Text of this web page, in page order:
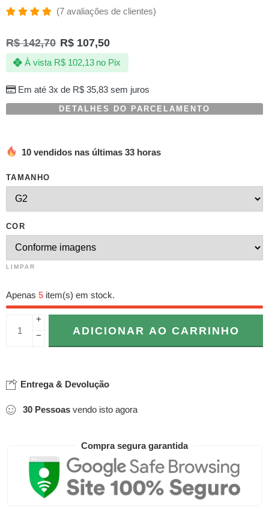
4.86de 5,
com
baseado
em
de
clientes
(7avaliações de clientes)
R$142,70 R$ 107,50
Em até 3x de R$35,83sem juros
À vista R$102,13 no Pix
DETALHES DO PARCELAMENTO
10 vendidos nas últimas 33 horas
TAMANHO
COR
LIMPAR
Apenas 5 item(s) em stock.
+
−
ADICIONAR AO CARRINHO
Entrega & Devolução
30 Pessoas vendo isto agora
Compra segura garantida